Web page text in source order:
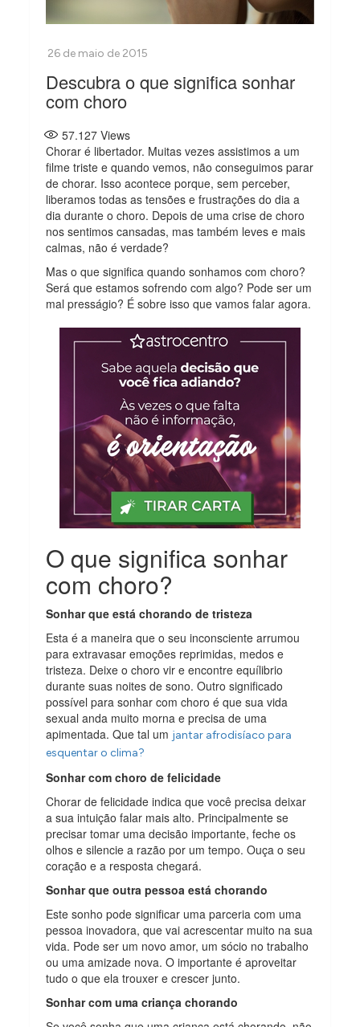
Descubra o que significa sonhar
com choro
57.127 Views
Chorar é libertador. Muitas vezes assistimos a um
filme triste e quando vemos, não conseguimos parar
de chorar. Isso acontece porque, sem perceber,
liberamos todas as tensões e frustrações do dia a
dia durante o choro. Depois de uma crise de choro
nos sentimos cansadas, mas também leves e mais
calmas, não é verdade?
Mas o que significa quando sonhamos com choro?
Será que estamos sofrendo com algo? Pode ser um
mal presságio? É sobre isso que vamos falar agora.
O que significa sonhar
com choro?
Sonhar que está chorando de tristeza
Esta é a maneira que o seu inconsciente arrumou
para extravasar emoções reprimidas, medos e
tristeza. Deixe o choro vir e encontre equílibrio
durante suas noites de sono. Outro significado
possível para sonhar com choro é que sua vida
sexual anda muito morna e precisa de uma
apimentada. Que tal um jantar afrodisíaco para
esquentar o clima?
Sonhar com choro de felicidade
Chorar de felicidade indica que você precisa deixar
a sua intuição falar mais alto. Principalmente se
precisar tomar uma decisão importante, feche os
olhos e silencie a razão por um tempo. Ouça o seu
coração e a resposta chegará.
Sonhar que outra pessoa está chorando
Este sonho pode significar uma parceria com uma
pessoa inovadora, que vai acrescentar muito na sua
vida. Pode ser um novo amor, um sócio no trabalho
ou uma amizade nova. O importante é aproveitar
tudo o que ela trouxer e crescer junto.
Sonhar com uma criança chorando